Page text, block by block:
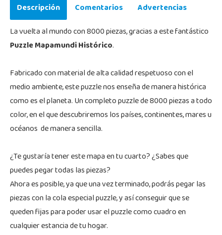
Descripción Comentarios
Advertencias
La vuelta al mundo con 8000 piezas, gracias a este fantástico
Puzzle Mapamundi Histórico.
Fabricado con material de alta calidad respetuoso con el
medio ambiente, este puzzle nos enseña de manera histórica
como es el planeta. Un completo puzzle de 8000 piezas a todo
color, en el que descubriremos los países, continentes, mares u
océanos de manera sencilla.
¿Te gustaría tener este mapa en tu cuarto? ¿Sabes que
puedes pegar todas las piezas?
Ahora es posible, ya que una vez terminado, podrás pegar las
piezas con la cola especial puzzle, y así conseguir que se
queden fijas para poder usar el puzzle como cuadro en
cualquier estancia de tu hogar.